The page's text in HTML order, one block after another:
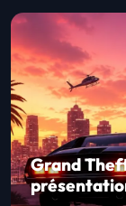
Grand